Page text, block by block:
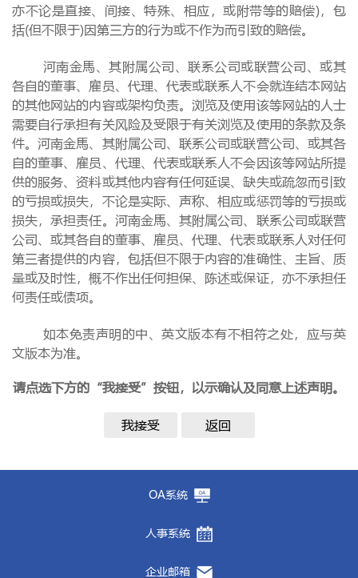
亦不论是直接、间接、特殊、相应，或附带等的赔偿)，包
括(但不限于)因第三方的行为或不作为而引致的赔偿。
河南金馬、其附属公司、联系公司或联营公司、或其
各自的董事、雇员、代理、代表或联系人不会就连结本网站
的其他网站的内容或架构负责。浏览及使用该等网站的人士
需要自行承担有关风险及受限于有关浏览及使用的条款及条
件。河南金馬、其附属公司、联系公司或联营公司、或其各
自的董事、雇员、代理、代表或联系人不会因该等网站所提
供的服务、资料或其他内容有任何延误、缺失或疏忽而引致
的亏损或损失，不论是实际、声称、相应或惩罚等的亏损或
损失，承担责任。河南金馬、其附属公司、联系公司或联营
公司、或其各自的董事、雇员、代理、代表或联系人对任何
第三者提供的内容，包括但不限于内容的准确性、主旨、质
量或及时性，概不作出任何担保、陈述或保证，亦不承担任
何责任或债项。
如本免责声明的中、英文版本有不相符之处，应与英
文版本为准。
请点选下方的“我接受”按钮，以示确认及同意上述声明。
我接受 返回
OA系统
人事系统
企业邮箱